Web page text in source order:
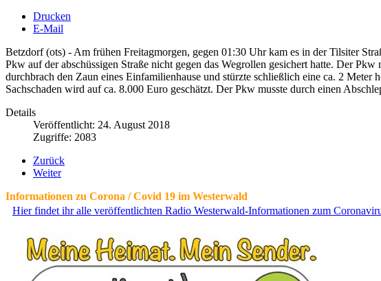
Drucken
E-Mail
Betzdorf (ots) - Am frühen Freitagmorgen, gegen 01:30 Uhr kam es in der Tilsiter
Pkw auf der abschüssigen Straße nicht gegen das Wegrollen gesichert hatte. Der
durchbrach den Zaun eines Einfamilienhause und stürzte schließlich eine ca. 2 Meter
Sachschaden wird auf ca. 8.000 Euro geschätzt. Der Pkw musste durch einen
Details
Veröffentlicht: 24. August 2018
Zugriffe: 2083
Zurück
Weiter
Informationen zu Corona / Covid 19 im Westerwald
Hier findet ihr alle veröffentlichten Radio Westerwald-Informationen zum